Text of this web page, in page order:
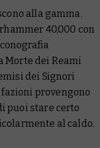
alla gamma.
40,000 con
Morte dei Reami
dei Signori
provengono
puoi stare certo
al caldo.